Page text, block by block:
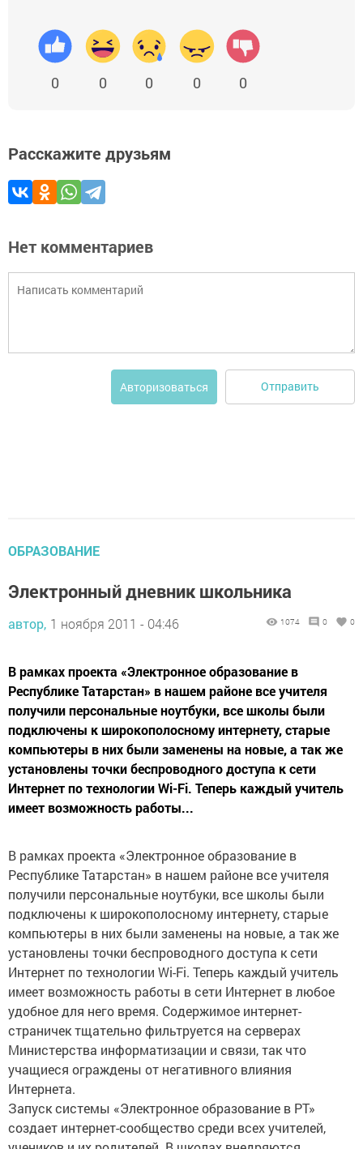
0 0 0 0 0
Расскажите друзьям
Нет комментариев
Авторизоваться Отправить
ОБРАЗОВАНИЕ
Электронный дневник школьника
автор, 1 ноября 2011 - 04:46 1074 0 0
В рамках проекта «Электронное образование в
Республике Татарстан» в нашем районе все учителя
получили персональные ноутбуки, все школы были
подключены к широкополосному интернету, старые
компьютеры в них были заменены на новые, а так же
установлены точки беспроводного доступа к сети
Интернет по технологии Wi-Fi. Теперь каждый учитель
имеет возможность работы...
В рамках проекта «Электронное образование в
Республике Татарстан» в нашем районе все учителя
получили персональные ноутбуки, все школы были
подключены к широкополосному интернету, старые
компьютеры в них были заменены на новые, а так же
установлены точки беспроводного доступа к сети
Интернет по технологии Wi-Fi. Теперь каждый учитель
имеет возможность работы в сети Интернет в любое
удобное для него время. Содержимое интернет-
страничек тщательно фильтруется на серверах
Министерства информатизации и связи, так что
учащиеся ограждены от негативного влияния
Интернета.
Запуск системы «Электронное образование в РТ»
создает интернет-сообщество среди всех учителей,